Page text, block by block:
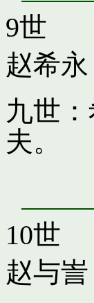
9世
赵希永
九世
夫。
10世
赵与訔